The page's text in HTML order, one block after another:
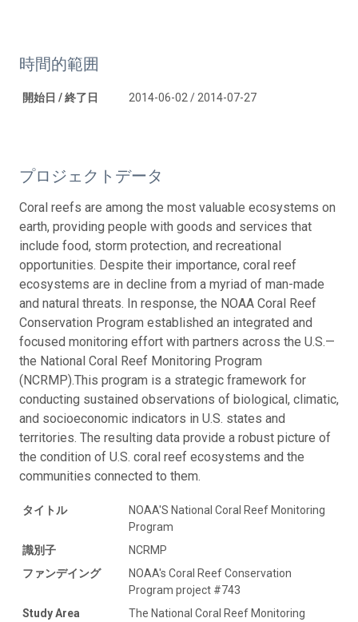
時間的範囲
開始日 / 終了日 2014-06-02 / 2014-07-27
プロジェクトデータ
Coral reefs are among the most valuable ecosystems on
earth, providing people with goods and services that
include food, storm protection, and recreational
opportunities. Despite their importance, coral reef
ecosystems are in decline from a myriad of man-made
and natural threats. In response, the NOAA Coral Reef
Conservation Program established an integrated and
focused monitoring effort with partners across the U.S.—
the National Coral Reef Monitoring Program
(NCRMP).This program is a strategic framework for
conducting sustained observations of biological, climatic,
and socioeconomic indicators in U.S. states and
territories. The resulting data provide a robust picture of
the condition of U.S. coral reef ecosystems and the
communities connected to them.
タイトル
NOAA'S National Coral Reef Monitoring
Program
識別子
NCRMP
ファンデイング
NOAA's Coral Reef Conservation
Program project #743
Study Area
The National Coral Reef Monitoring